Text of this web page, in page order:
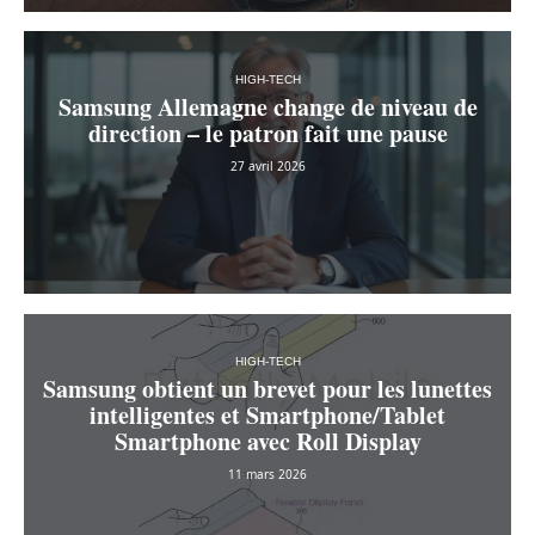
HIGH-TECH
Samsung Allemagne change de niveau de
direction – le patron fait une pause
27 avril 2026
HIGH-TECH
Samsung obtient un brevet pour les lunettes
intelligentes et Smartphone/Tablet
Smartphone avec Roll Display
11 mars 2026